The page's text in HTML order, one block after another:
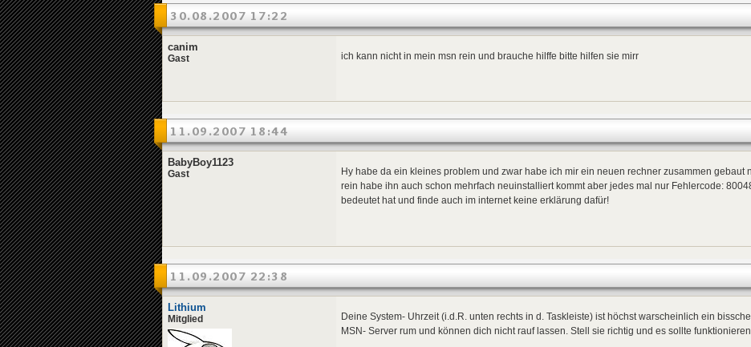
30.08.2007 17:22
canim
Gast ich kann nicht in mein msn rein und brauche hilffe bitte hilfen sie mirr
11.09.2007 18:44
BabyBoy1123
Gast
Hy habe da ein kleines problem und zwar habe ich mir ein neuen rechner zusammen gebaut
rein habe ihn auch schon mehrfach neuinstalliert kommt aber jedes mal nur Fehlercode:
bedeutet hat und finde auch im internet keine erklärung dafür!
11.09.2007 22:38
Lithium
Mitglied
Deine System- Uhrzeit (i.d.R. unten rechts in d. Taskleiste) ist höchst warscheinlich ein
MSN- Server rum und können dich nicht rauf lassen. Stell sie richtig und es sollte funktionieren.